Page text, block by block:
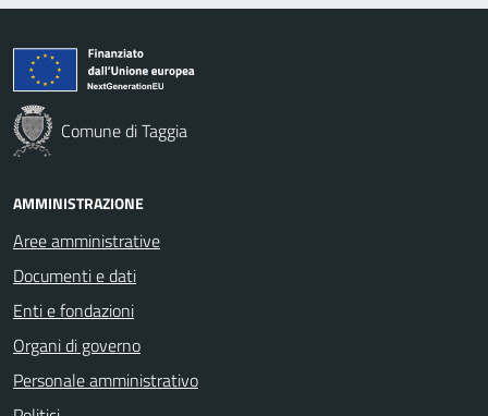
Comune di Taggia
AMMINISTRAZIONE
Aree amministrative
Documenti e dati
Enti e fondazioni
Organi di governo
Personale amministrativo